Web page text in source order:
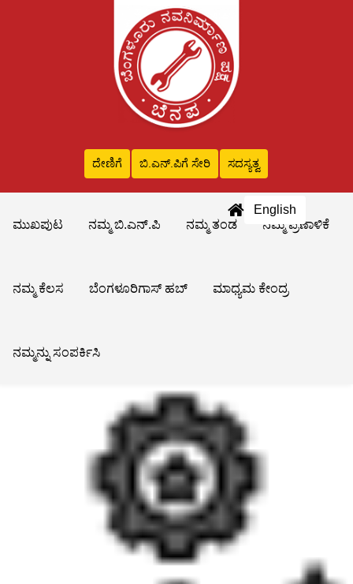
ದೇಣಿಗೆ ಬಿ.ಎನ್‌.ಪಿಗೆ ಸೇರಿ ಸದಸ್ಯತ್ವ
English
ಮುಖಪುಟ
ನಮ್ಮ ಬಿ.ಎನ್.ಪಿ ನಮ್ಮ ತಂಡ ನಮ್ಮ ಪ್ರಣಾಳಿಕೆ
ನಮ್ಮ ಕೆಲಸ ಬೆಂಗಳೂರಿಗಾಸ್ ಹಬ್ ಮಾಧ್ಯಮ ಕೇಂದ್ರ
ನಮ್ಮನ್ನು ಸಂಪರ್ಕಿಸಿ